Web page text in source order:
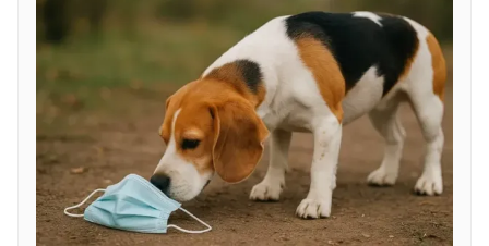
024.66 897 897
Email:toasoan@vtv.vn
Liên hệ quảng cáo:
024-7300.7108